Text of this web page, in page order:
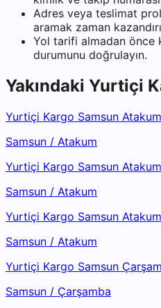
Adres veya teslimat
aramak zaman
Yol tarifi almadan önce
durumunu doğrulayın.
Yakındaki Yurtiçi
Yurtiçi Kargo Samsun
Samsun / Atakum
Yurtiçi Kargo Samsun
Samsun / Atakum
Yurtiçi Kargo Samsun
Samsun / Atakum
Yurtiçi Kargo Samsun
Samsun / Çarşamba